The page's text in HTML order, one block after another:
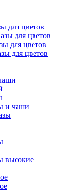
для цветов
для цветов
для цветов
для цветов
и чаши
высокие